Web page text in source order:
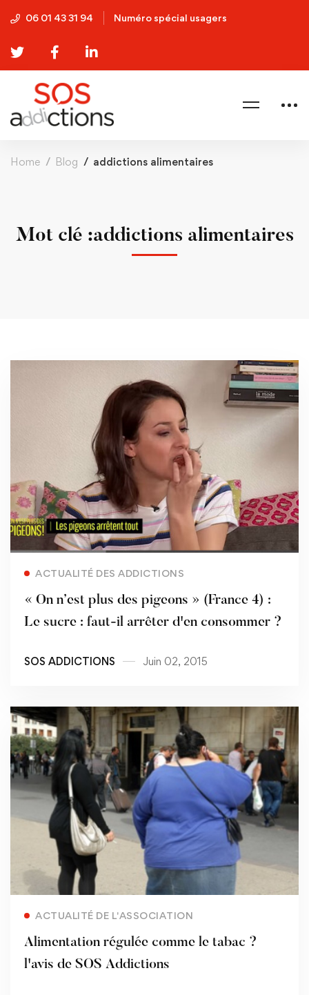
06 01 43 31 94 Numéro spécial usagers
Home Blog addictions alimentaires
Mot clé :addictions alimentaires
ACTUALITÉ DES ADDICTIONS
« On n’est plus des pigeons » (France 4) :
Le sucre : faut-il arrêter d'en consommer ?
SOS ADDICTIONS Juin 02, 2015
ACTUALITÉ DE L'ASSOCIATION
Alimentation régulée comme le tabac ?
l'avis de SOS Addictions